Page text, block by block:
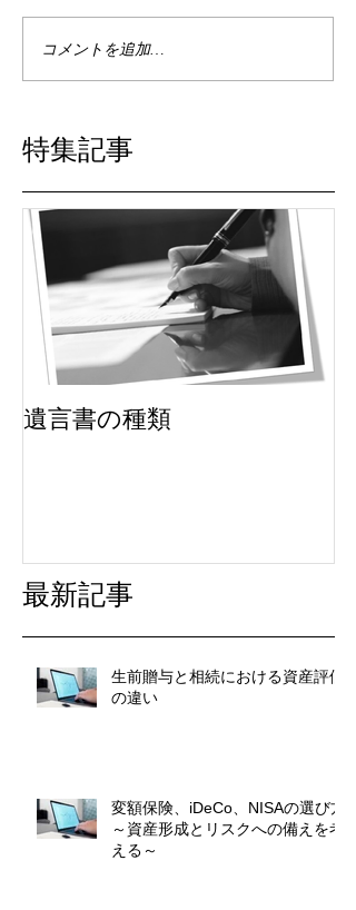
コメントを追加…
特集記事
遺言書の種類
最新記事
生前贈与と相続における資産評価
の違い
変額保険、iDeCo、NISAの選び方
～資産形成とリスクへの備えを考
える～